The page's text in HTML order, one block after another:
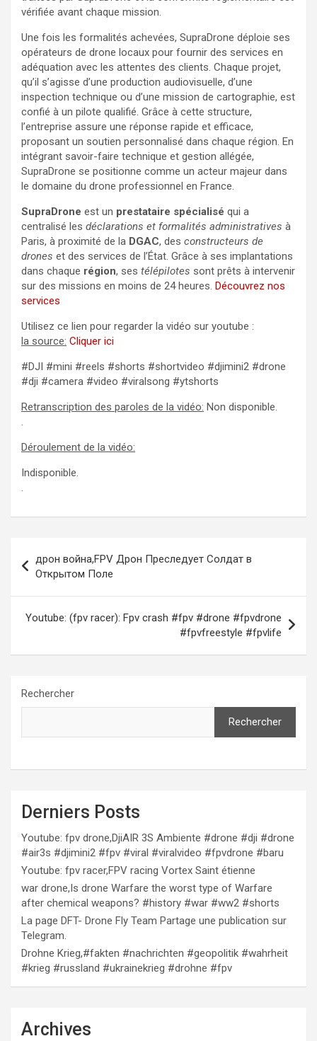
vérifiée avant chaque mission.
Une fois les formalités achevées, SupraDrone déploie ses
opérateurs de drone locaux pour fournir des services en
adéquation avec les attentes des clients. Chaque projet,
qu’il s’agisse d’une production audiovisuelle, d’une
inspection technique ou d’une mission de cartographie, est
confié à un pilote qualifié. Grâce à cette structure,
l’entreprise assure une réponse rapide et efficace,
proposant un soutien personnalisé dans chaque région. En
intégrant savoir-faire technique et gestion allégée,
SupraDrone se positionne comme un acteur majeur dans
le domaine du drone professionnel en France.
SupraDrone est un prestataire spécialisé qui a
centralisé les déclarations et formalités administratives à
Paris, à proximité de la DGAC, des constructeurs de
drones et des services de l’État. Grâce à ses implantations
dans chaque région, ses télépilotes sont prêts à intervenir
sur des missions en moins de 24 heures. Découvrez nos
services
Utilisez ce lien pour regarder la vidéo sur youtube :
la source: Cliquer ici
#DJI #mini #reels #shorts #shortvideo #djimini2 #drone
#dji #camera #video #viralsong #ytshorts
Retranscription des paroles de la vidéo: Non disponible.
.
Déroulement de la vidéo:
Indisponible.
.
de
l’article
дрон война,FPV Дрон Преследует Солдат в
Открытом Поле
Youtube: (fpv racer): Fpv crash #fpv #drone #fpvdrone
#fpvfreestyle #fpvlife
Rechercher
Rechercher
Derniers Posts
Youtube: fpv drone,DjiAIR 3S Ambiente #drone #dji #drone
#air3s #djimini2 #fpv #viral #viralvideo #fpvdrone #baru
Youtube: fpv racer,FPV racing Vortex Saint étienne
war drone,Is drone Warfare the worst type of Warfare
after chemical weapons? #history #war #ww2 #shorts
La page DFT- Drone Fly Team Partage une publication sur
Telegram.
Drohne Krieg,#fakten #nachrichten #geopolitik #wahrheit
#krieg #russland #ukrainekrieg #drohne #fpv
Archives